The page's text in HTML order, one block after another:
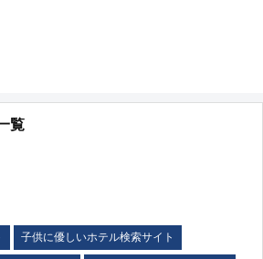
覧
子供に優しいホテル検索サイト